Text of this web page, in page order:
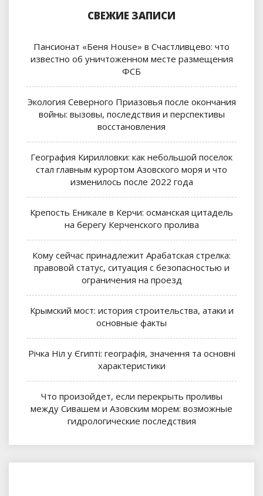
СВЕЖИЕ ЗАПИСИ
Пансионат «Беня House» в Счастливцево: что
известно об уничтоженном месте размещения
ФСБ
Экология Северного Приазовья после окончания
войны: вызовы, последствия и перспективы
восстановления
География Кирилловки: как небольшой поселок
стал главным курортом Азовского моря и что
изменилось после 2022 года
Крепость Еникале в Керчи: османская цитадель
на берегу Керченского пролива
Кому сейчас принадлежит Арабатская стрелка:
правовой статус, ситуация с безопасностью и
ограничения на проезд
Крымский мост: история строительства, атаки и
основные факты
Річка Ніл у Єгипті: географія, значення та основні
характеристики
Что произойдет, если перекрыть проливы
между Сивашем и Азовским морем: возможные
гидрологические последствия